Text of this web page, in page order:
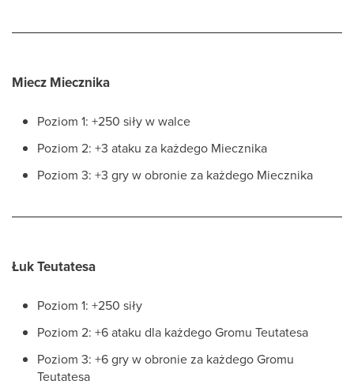
Miecz Miecznika
Poziom 1: +250 siły w walce
Poziom 2: +3 ataku za każdego Miecznika
Poziom 3: +3 gry w obronie za każdego Miecznika
Łuk Teutatesa
Poziom 1: +250 siły
Poziom 2: +6 ataku dla każdego Gromu Teutatesa
Poziom 3: +6 gry w obronie za każdego Gromu
Teutatesa